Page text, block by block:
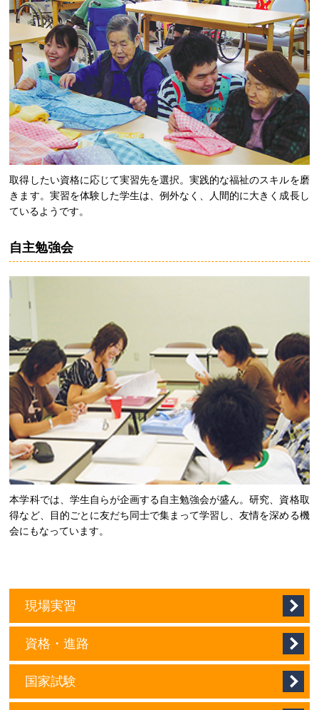
取得したい資格に応じて実習先を選択。実践的な福祉のスキルを磨
きます。実習を体験した学生は、例外なく、人間的に大きく成長し
ているようです。
自主勉強会
本学科では、学生自らが企画する自主勉強会が盛ん。研究、資格取
得など、目的ごとに友だち同士で集まって学習し、友情を深める機
会にもなっています。
現場実習
資格・進路
国家試験